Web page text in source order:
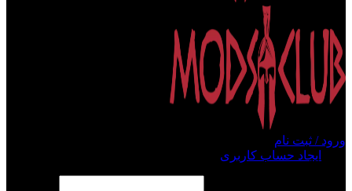
ورود / ثبت نام
ایجاد حساب کاربری